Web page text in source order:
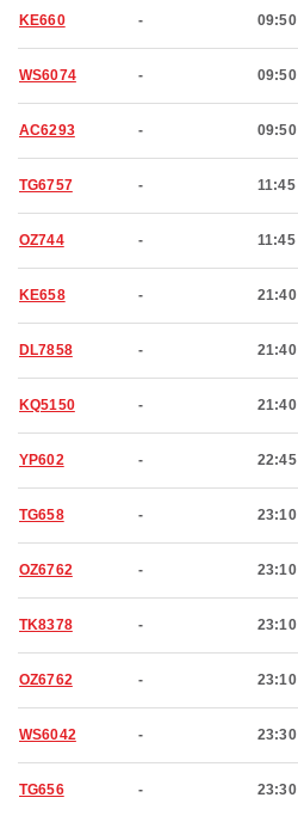
KE660 - 09:50
WS6074 - 09:50
AC6293 - 09:50
TG6757 - 11:45
OZ744 - 11:45
KE658 - 21:40
DL7858 - 21:40
KQ5150 - 21:40
YP602 - 22:45
TG658 - 23:10
OZ6762 - 23:10
TK8378 - 23:10
OZ6762 - 23:10
WS6042 - 23:30
TG656 - 23:30